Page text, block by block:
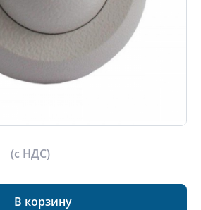
(с НДС)
В корзину